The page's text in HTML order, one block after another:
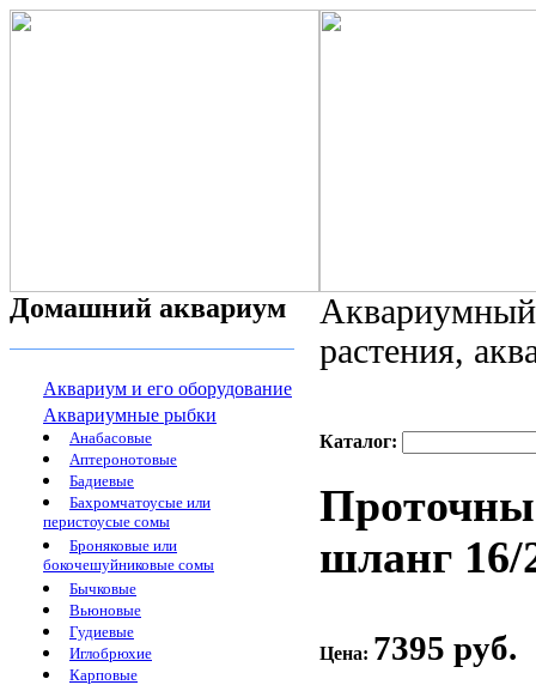
Домашний аквариум
Аквариум и его оборудование
Аквариумные рыбки
Анабасовые
Аптеронотовые
Бадиевые
Бахромчатоусые или
перистоусые сомы
Броняковые или
бокочешуйниковые сомы
Бычковые
Вьюновые
Гудиевые
Иглобрюхие
Карповые
растения,
Каталог:
шланг
Цена: 7395 руб.